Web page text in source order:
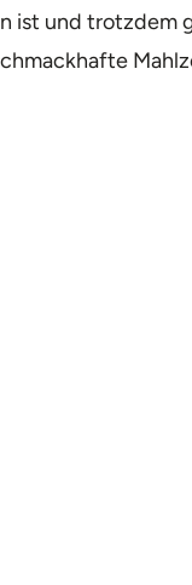
ist und trotzdem